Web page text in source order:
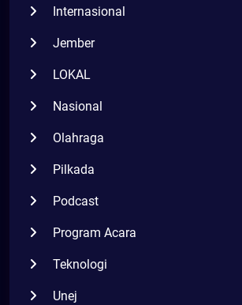
Internasional
Jember
LOKAL
Nasional
Olahraga
Pilkada
Podcast
Program Acara
Teknologi
Unej